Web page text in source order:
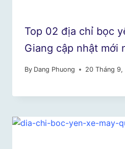
Top 02 địa chỉ bọc
Giang cập nhật mới
By Dang Phuong 20 Tháng